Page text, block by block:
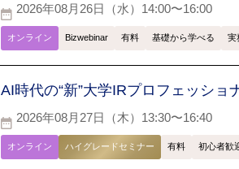
2026年08月26日（水）14:00〜16:00
オンライン Bizwebinar 有料 基礎から学べる 実
AI時代の“新”大学IRプロフェッショ
2026年08月27日（木）13:30〜16:40
オンライン ハイグレードセミナー 有料 初心者歓